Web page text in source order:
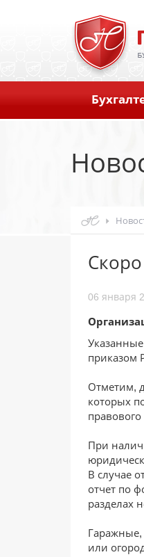
Скоро
06 января
приказом
Отметим,
которых
При
В случае
отчет по
разделах
или